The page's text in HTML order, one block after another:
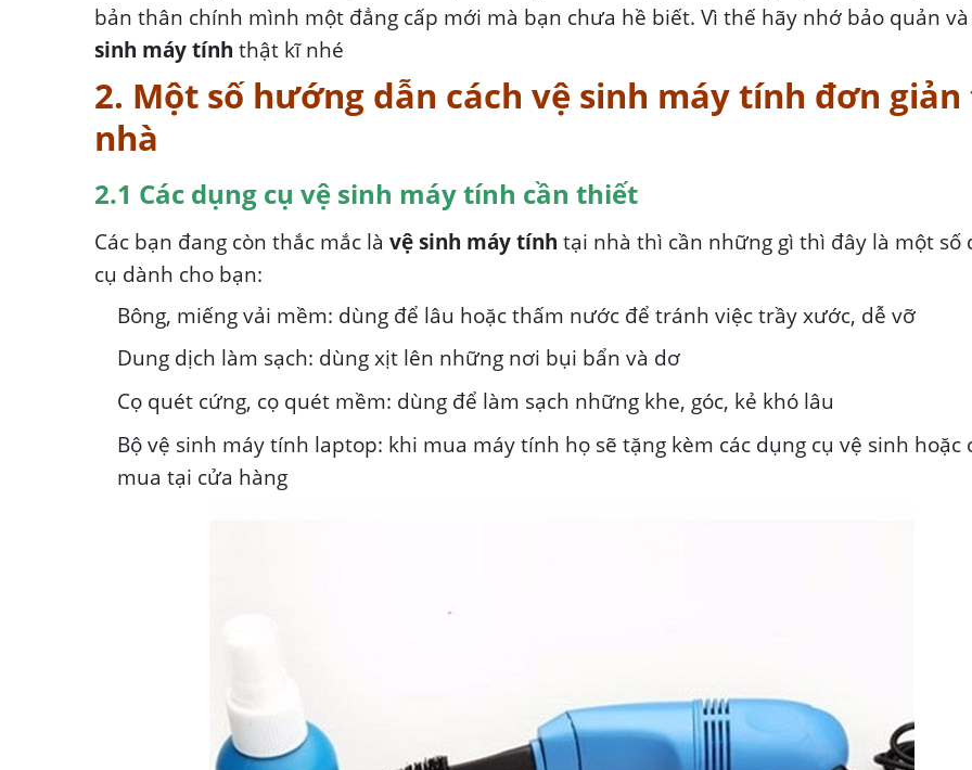
bản thân chính mình một đẳng cấp mới mà bạn chưa hề biết. Vì thế hãy nhớ bảo quản
sinh máy tính thật kĩ nhé
2. Một số hướng dẫn cách vệ sinh máy tính đơn
nhà
2.1 Các dụng cụ vệ sinh máy tính cần thiết
Các bạn đang còn thắc mắc là vệ sinh máy tính tại nhà thì cần những gì thì đây là một số
cụ dành cho bạn:
Bông, miếng vải mềm: dùng để lâu hoặc thấm nước để tránh việc trầy xước, dễ vỡ
Dung dịch làm sạch: dùng xịt lên những nơi bụi bẩn và dơ
Cọ quét cứng, cọ quét mềm: dùng để làm sạch những khe, góc, kẻ khó lâu
Bộ vệ sinh máy tính laptop: khi mua máy tính họ sẽ tặng kèm các dụng cụ vệ sinh hoặc
mua tại cửa hàng